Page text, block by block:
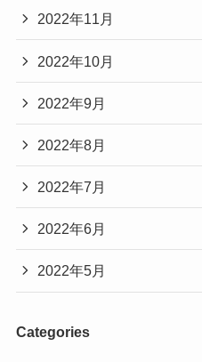
2022年11月
2022年10月
2022年9月
2022年8月
2022年7月
2022年6月
2022年5月
Categories